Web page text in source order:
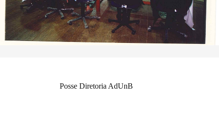
Posse Diretoria AdUnB